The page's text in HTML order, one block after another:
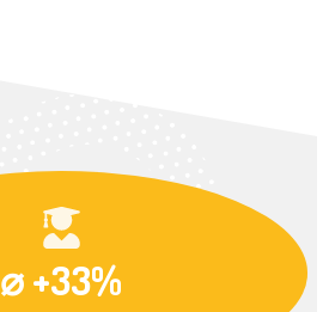
⌀ +33%